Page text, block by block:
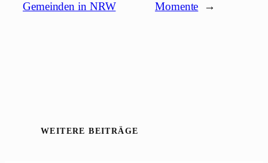
Gemeinden in NRW
Momente
→
WEITERE BEITRÄGE